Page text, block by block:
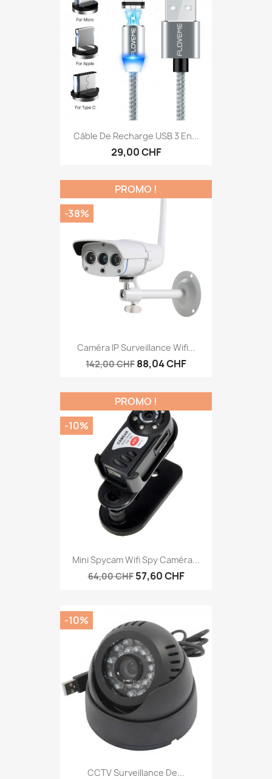
Câble De Recharge USB 3 En...
29,00 CHF
Caméra IP Surveillance Wifi...
142,00 CHF 88,04 CHF
PROMO !
-38%
Mini Spycam Wifi Spy Caméra...
64,00 CHF 57,60 CHF
PROMO !
-10%
CCTV Surveillance De...
-10%